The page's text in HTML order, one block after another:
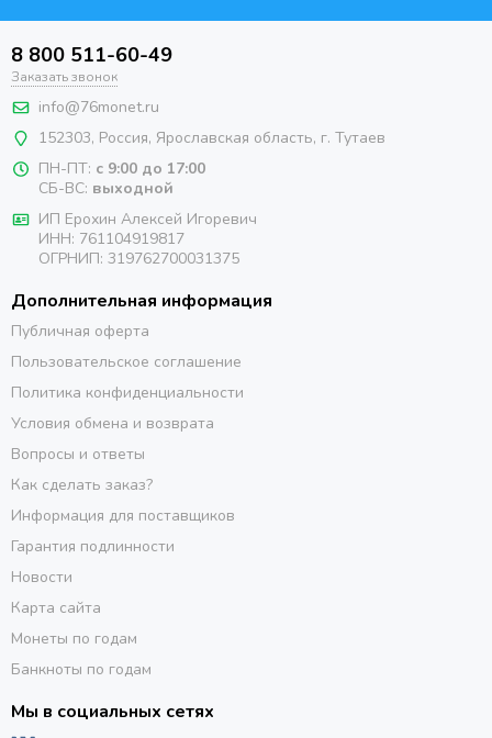
8 800 511-60-49
Заказать звонок
info@76monet.ru
152303, Россия, Ярославская область, г. Тутаев
ПН-ПТ: с 9:00 до 17:00
СБ-ВС: выходной
ИП Ерохин Алексей Игоревич
ИНН: 761104919817
ОГРНИП: 319762700031375
Дополнительная информация
Публичная оферта
Пользовательское соглашение
Политика конфиденциальности
Условия обмена и возврата
Вопросы и ответы
Как сделать заказ?
Информация для поставщиков
Гарантия подлинности
Новости
Карта сайта
Монеты по годам
Банкноты по годам
Мы в социальных сетях